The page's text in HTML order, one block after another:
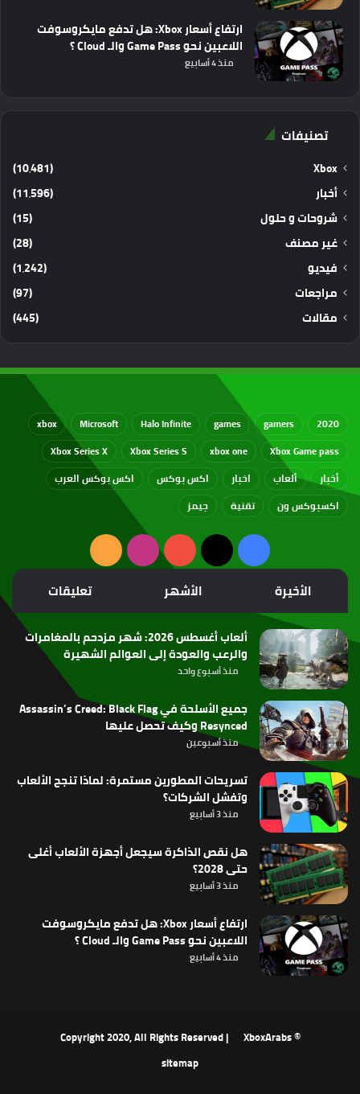
ارتفاع أسعار Xbox: هل تدفع مايكروسوفت
اللاعبين نحو Game Pass والـ Cloud ؟
منذ 4 أسابيع
تصنيفات
Xbox
(10٬481)
أخبار
(11٬596)
شروحات و حلول
(15)
غير مصنف
(28)
فيديو
(1٬242)
مراجعات
(97)
مقالات
(445)
2020
gamers
games
Halo Infinite
Microsoft
xbox
Xbox Game pass
xbox one
Xbox Series S
Xbox Series X
أخبار
ألعاب اخبار اكس بوكس
اكس بوكس العرب
اكسبوكس ون
تقنية جيمز
فيسبوك
‫X
‫YouTubeانستقرامملخص
الموقع
RSS
الأخيرة الأشهر تعليقات
ألعاب أغسطس 2026: شهر مزدحم بالمغامرات
والرعب والعودة إلى العوالم الشهيرة
منذ أسبوع واحد
جميع الأسلحة في Assassin’s Creed: Black Flag
Resynced وكيف تحصل عليها
منذ أسبوعين
تسريحات المطورين مستمرة: لماذا تنجح الألعاب
وتفشل الشركات؟
منذ 3 أسابيع
هل نقص الذاكرة سيجعل أجهزة الألعاب أغلى
حتى 2028؟
منذ 3 أسابيع
ارتفاع أسعار Xbox: هل تدفع مايكروسوفت
اللاعبين نحو Game Pass والـ Cloud ؟
منذ 4 أسابيع
© Copyright 2020, All Rights Reserved |
XboxArabs
sitemap